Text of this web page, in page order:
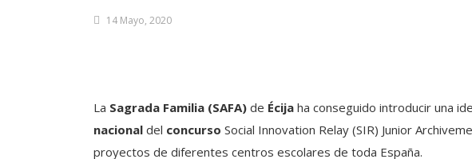
14 Mayo, 2020
La Sagrada Familia (SAFA) de Écija ha conseguido introducir una
nacional del concurso Social Innovation Relay (SIR) Junior
proyectos de diferentes centros escolares de toda España.